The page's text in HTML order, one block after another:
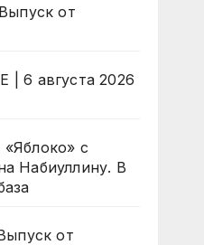
от
6 августа 2026
с
Набиуллину. В
от